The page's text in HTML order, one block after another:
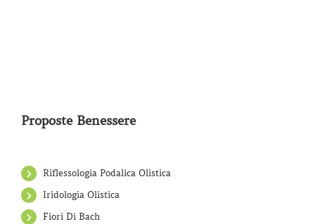
Proposte Benessere
Riflessologia Podalica Olistica
Iridologia Olistica
Fiori Di Bach